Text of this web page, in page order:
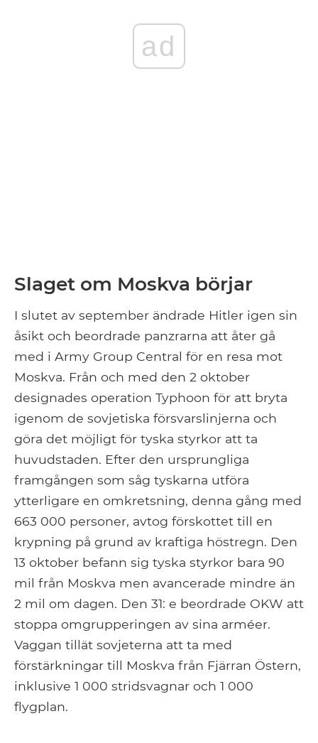
ad
Slaget om Moskva börjar
I slutet av september ändrade Hitler igen sin
åsikt och beordrade panzrarna att åter gå
med i Army Group Central för en resa mot
Moskva. Från och med den 2 oktober
designades operation Typhoon för att bryta
igenom de sovjetiska försvarslinjerna och
göra det möjligt för tyska styrkor att ta
huvudstaden. Efter den ursprungliga
framgången som såg tyskarna utföra
ytterligare en omkretsning, denna gång med
663 000 personer, avtog förskottet till en
krypning på grund av kraftiga höstregn. Den
13 oktober befann sig tyska styrkor bara 90
mil från Moskva men avancerade mindre än
2 mil om dagen. Den 31: e beordrade OKW att
stoppa omgrupperingen av sina arméer.
Vaggan tillät sovjeterna att ta med
förstärkningar till Moskva från Fjärran Östern,
inklusive 1 000 stridsvagnar och 1 000
flygplan.